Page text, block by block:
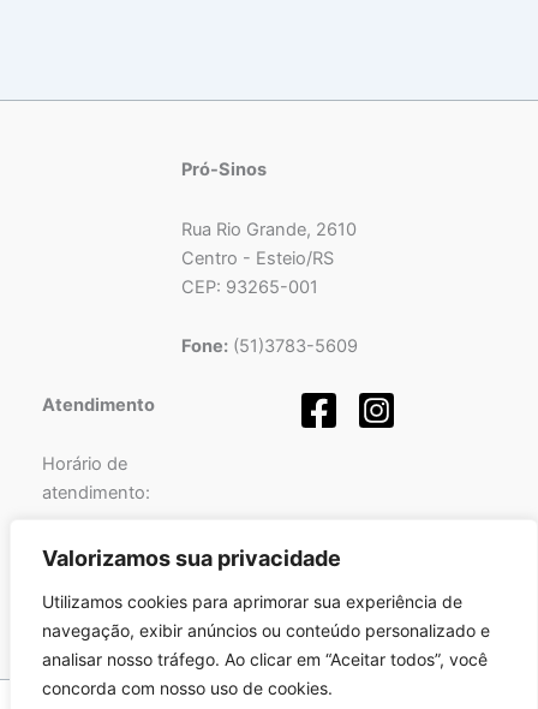
Valorizamos sua privacidade
Utilizamos cookies para aprimorar sua experiência de
navegação, exibir anúncios ou conteúdo personalizado e
analisar nosso tráfego. Ao clicar em “Aceitar todos”, você
concorda com nosso uso de cookies.
Pró-Sinos
Rua Rio Grande, 2610
Centro - Esteio/RS
CEP: 93265-001
Fone:(51)3783-5609
Atendimento
Horário de
atendimento:
Segunda a Sexta-feira
das13hàs17h.